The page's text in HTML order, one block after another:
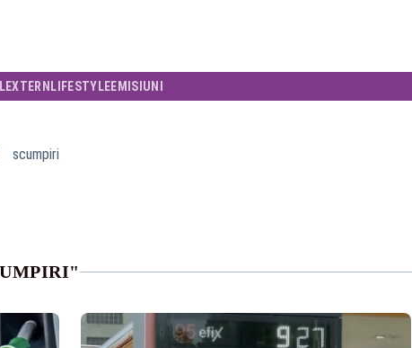
EXTERN LIFESTYLEEMISIUNI
scumpiri